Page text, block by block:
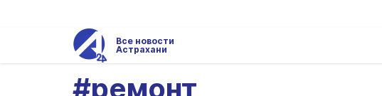
Все новости
Астрахани
#ремонт